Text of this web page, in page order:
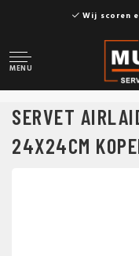
Wij scoren
MENU
SERVET
24X24CM